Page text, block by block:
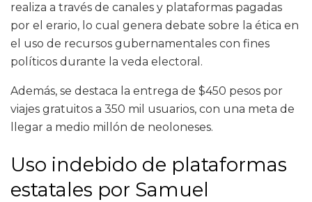
realiza a través de canales y plataformas pagadas
por el erario, lo cual genera debate sobre la ética en
el uso de recursos gubernamentales con fines
políticos durante la veda electoral.
Además, se destaca la entrega de $450 pesos por
viajes gratuitos a 350 mil usuarios, con una meta de
llegar a medio millón de neoloneses.
Uso indebido de plataformas
estatales por Samuel